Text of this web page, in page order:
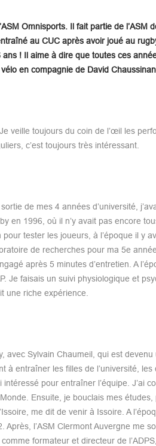
Omnisports. Il fait partie de l’ASM
au CUC après avoir joué au
! Il aime à dire que toutes ces
en compagnie de David
veille toujours du coin de l’œil les
c’est toujours très intéressant.
de mes 4 années d’université,
en 1996, où il n’y avait pas encore
tester les joueurs, à l’époque il y
de recherches pour ma 5e
après 5 minutes d’entretien. A
Je faisais un suivi physiologique et
une riche expérience.
avec Sylvain Chaumeil, qui est
à entraîner les filles de l’université,
pour entraîner l’équipe. J’ai
Ensuite, je bouclais mes études,
me dit de venir à Issoire. A
l’ASM Clermont Auvergne me
formateur et directeur de